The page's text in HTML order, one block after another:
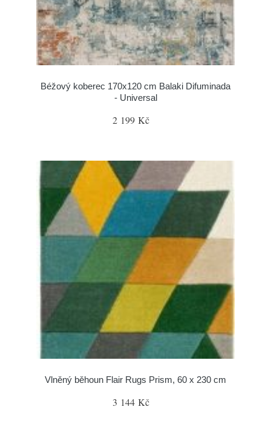
Béžový koberec 170x120 cm Balaki Difuminada
- Universal
2 199 Kč
Vlněný běhoun Flair Rugs Prism, 60 x 230 cm
3 144 Kč